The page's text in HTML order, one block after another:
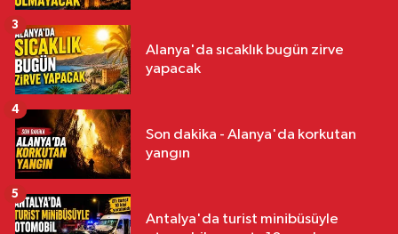
Alanya'da sıcaklık bugün zirve
yapacak
3
Son dakika - Alanya'da korkutan
yangın
4
Antalya'da turist minibüsüyle
5